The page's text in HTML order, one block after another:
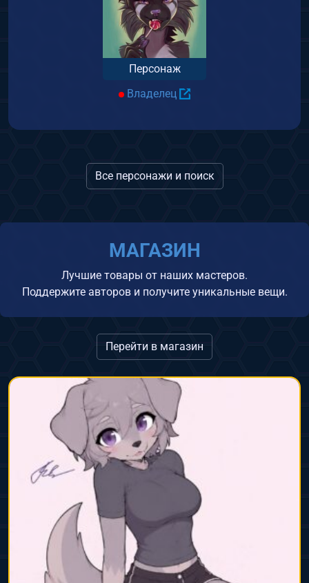
Персонаж
Владелец
Все персонажи и поиск
МАГАЗИН
Лучшие товары от наших мастеров.
Поддержите авторов и получите уникальные вещи.
Перейти в магазин